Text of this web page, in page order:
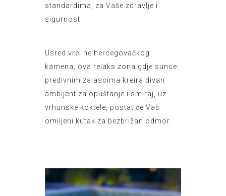
standardima, za Vaše zdravlje i
sigurnost.
Usred vreline hercegovačkog
kamena, ova relaks zona gdje sunce
predivnim zalascima kreira divan
ambijent za opuštanje i smiraj, uz
vrhunske koktele, postat će Vaš
omiljeni kutak za bezbrižan odmor.